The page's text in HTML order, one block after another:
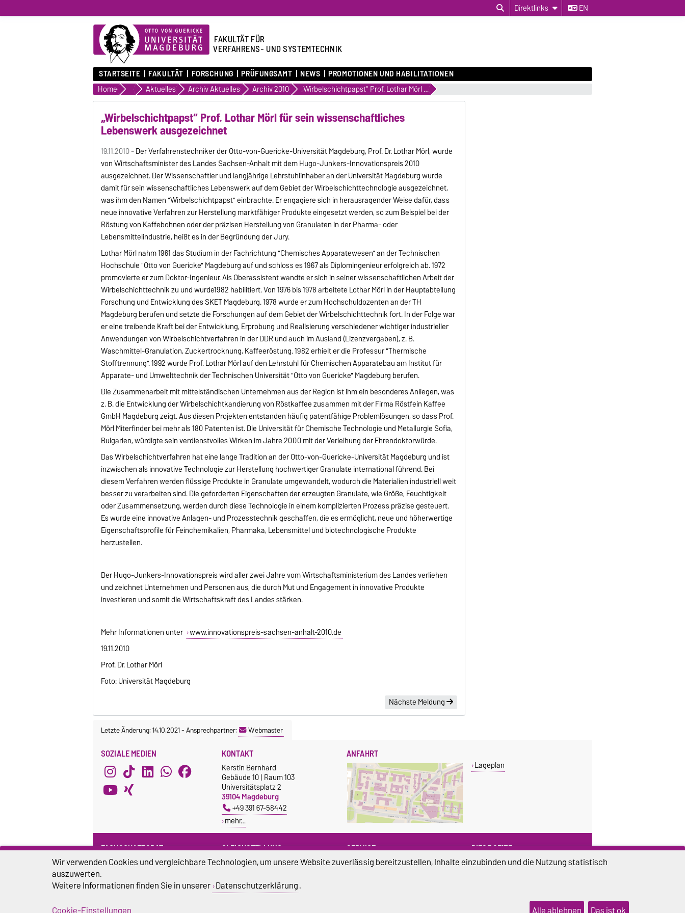
Direktlinks EN
FAKULTÄT FÜR
VERFAHRENS- UND SYSTEMTECHNIK
STARTSEITE FAKULTÄT FORSCHUNG PRÜFUNGSAMT NEWS PROMOTIONEN UND HABILITATIONEN
Home FakultätAktuelles Archiv Aktuelles Archiv 2010 „Wirbelschichtpapst“ Prof. Lothar Mörl für sein wissenschaftliches Lebenswerk ausgezeichnet
„Wirbelschichtpapst“ Prof. Lothar Mörl für sein wissenschaftliches
Lebenswerk ausgezeichnet
19.11.2010 -Der Verfahrenstechniker der Otto-von-Guericke-Universität Magdeburg, Prof. Dr. Lothar Mörl, wurde
von Wirtschaftsminister des Landes Sachsen-Anhalt mit dem Hugo-Junkers-Innovationspreis 2010
ausgezeichnet. Der Wissenschaftler und langjährige Lehrstuhlinhaber an der Universität Magdeburg wurde
damit für sein wissenschaftliches Lebenswerk auf dem Gebiet der Wirbelschichttechnologie ausgezeichnet,
was ihm den Namen "Wirbelschichtpapst" einbrachte. Er engagiere sich in herausragender Weise dafür, dass
neue innovative Verfahren zur Herstellung marktfähiger Produkte eingesetzt werden, so zum Beispiel bei der
Röstung von Kaffebohnen oder der präzisen Herstellung von Granulaten in der Pharma- oder
Lebensmittelindustrie, heißt es in der Begründung der Jury.
Lothar Mörl nahm 1961 das Studium in der Fachrichtung "Chemisches Apparatewesen" an der Technischen
Hochschule "Otto von Guericke" Magdeburg auf und schloss es 1967 als Diplomingenieur erfolgreich ab. 1972
promovierte er zum Doktor-Ingenieur. Als Oberassistent wandte er sich in seiner wissenschaftlichen Arbeit der
Wirbelschichttechnik zu und wurde1982 habilitiert. Von 1976 bis 1978 arbeitete Lothar Mörl in der Hauptabteilung
Forschung und Entwicklung des SKET Magdeburg. 1978 wurde er zum Hochschuldozenten an der TH
Magdeburg berufen und setzte die Forschungen auf dem Gebiet der Wirbelschichttechnik fort. In der Folge war
er eine treibende Kraft bei der Entwicklung, Erprobung und Realisierung verschiedener wichtiger industrieller
Anwendungen von Wirbelschichtverfahren in der DDR und auch im Ausland (Lizenzvergaben), z. B.
Waschmittel-Granulation, Zuckertrocknung, Kaffeeröstung. 1982 erhielt er die Professur "Thermische
Stofftrennung". 1992 wurde Prof. Lothar Mörl auf den Lehrstuhl für Chemischen Apparatebau am Institut für
Apparate- und Umwelttechnik der Technischen Universität "Otto von Guericke" Magdeburg berufen.
Die Zusammenarbeit mit mittelständischen Unternehmen aus der Region ist ihm ein besonderes Anliegen, was
z. B. die Entwicklung der Wirbelschichtkandierung von Röstkaffee zusammen mit der Firma Röstfein Kaffee
GmbH Magdeburg zeigt. Aus diesen Projekten entstanden häufig patentfähige Problemlösungen, so dass Prof.
Mörl Miterfinder bei mehr als 180 Patenten ist. Die Universität für Chemische Technologie und Metallurgie Sofia,
Bulgarien, würdigte sein verdienstvolles Wirken im Jahre 2000 mit der Verleihung der Ehrendoktorwürde.
Das Wirbelschichtverfahren hat eine lange Tradition an der Otto-von-Guericke-Universität Magdeburg und ist
inzwischen als innovative Technologie zur Herstellung hochwertiger Granulate international führend. Bei
diesem Verfahren werden flüssige Produkte in Granulate umgewandelt, wodurch die Materialien industriell weit
besser zu verarbeiten sind. Die geforderten Eigenschaften der erzeugten Granulate, wie Größe, Feuchtigkeit
oder Zusammensetzung, werden durch diese Technologie in einem komplizierten Prozess präzise gesteuert.
Es wurde eine innovative Anlagen- und Prozesstechnik geschaffen, die es ermöglicht, neue und höherwertige
Eigenschaftsprofile für Feinchemikalien, Pharmaka, Lebensmittel und biotechnologische Produkte
herzustellen.
Der Hugo-Junkers-Innovationspreis wird aller zwei Jahre vom Wirtschaftsministerium des Landes verliehen
und zeichnet Unternehmen und Personen aus, die durch Mut und Engagement in innovative Produkte
investieren und somit die Wirtschaftskraft des Landes stärken.
Mehr Informationen unter www.innovationspreis-sachsen-anhalt-2010.de
19.11.2010
Prof. Dr. Lothar Mörl
Foto: Universität Magdeburg
Nächste Meldung
Letzte Änderung: 14.10.2021-Ansprechpartner: Webmaster
SOZIALE MEDIEN KONTAKT
Kerstin Bernhard
Gebäude 10 | Raum 103
Universitätsplatz 2
39104 Magdeburg
+49 391 67-58442
mehr…
ANFAHRT
Lageplan
FACHSCHAFTSRAT
Webseite
GLEICHSTELLUNG
Gleichstellungsbeauftragte der
Büro für Gleichstellungsfragen der
OvGU
SERVICE
Universitätsrechenzentrum
DIESE SEITE
Vorlesen
Wir verwenden Cookies und vergleichbare Technologien, um unsere Website zuverlässig bereitzustellen, Inhalte einzubinden und die Nutzung statistisch
auszuwerten.
Weitere Informationen finden Sie in unserer Datenschutzerklärung.